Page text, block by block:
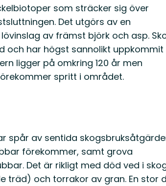
som sträcker sig över
Det utgörs av en
av främst björk och asp.
och har högst sannolikt
ligger på omkring 120 år men
spritt i området.
spår av sentida
förekommer, samt grova
Det är rikligt med död ved i
och torrakor av gran. En stor